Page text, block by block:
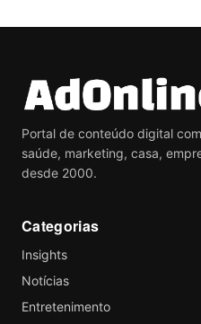
Portal de conteúdo digital
saúde, marketing, casa,
desde 2000.
Categorias
Insights
Notícias
Entretenimento